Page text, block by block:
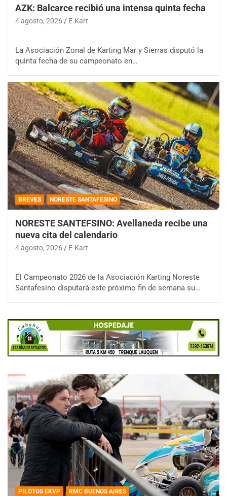
AZK: Balcarce recibió una intensa quinta fecha
4 agosto, 2026 E-Kart
La Asociación Zonal de Karting Mar y Sierras disputó la
quinta fecha de su campeonato en…
BREVES NORESTE SANTAFESINO
NORESTE SANTEFSINO: Avellaneda recibe una
nueva cita del calendario
4 agosto, 2026 E-Kart
El Campeonato 2026 de la Asociación Karting Noreste
Santafesino disputará este próximo fin de semana su…
PILOTOS EKVP RMC BUENOS AIRES